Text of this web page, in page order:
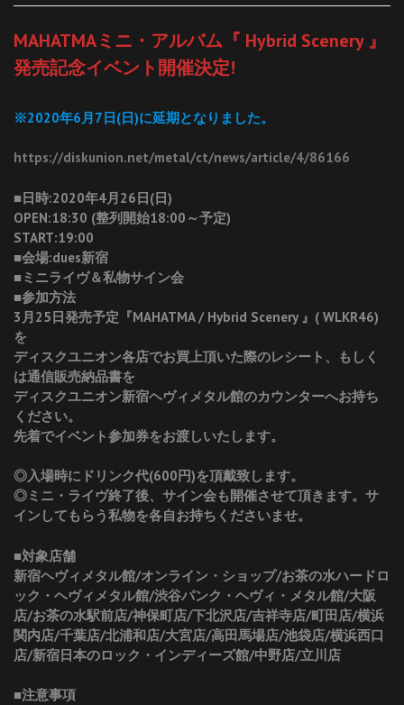
MAHATMAミニ・アルバム『 Hybrid Scenery 』
発売記念イベント開催決定!
※2020年6月7日(日)に延期となりました。
https://diskunion.net/metal/ct/news/article/4/86166
■日時:2020年4月26日(日)
OPEN:18:30 (整列開始18:00～予定)
START:19:00
■会場:dues新宿
■ミニライヴ＆私物サイン会
■参加方法
3月25日発売予定『MAHATMA / Hybrid Scenery 』( WLKR46)
を
ディスクユニオン各店でお買上頂いた際のレシート、もしく
は通信販売納品書を
ディスクユニオン新宿ヘヴィメタル館のカウンターへお持ち
ください。
先着でイベント参加券をお渡しいたします。
◎入場時にドリンク代(600円)を頂戴致します。
◎ミニ・ライヴ終了後、サイン会も開催させて頂きます。サ
インしてもらう私物を各自お持ちくださいませ。
■対象店舗
新宿ヘヴィメタル館/オンライン・ショップ/お茶の水ハードロ
ック・ヘヴィメタル館/渋谷パンク・ヘヴィ・メタル館/大阪
店/お茶の水駅前店/神保町店/下北沢店/吉祥寺店/町田店/横浜
関内店/千葉店/北浦和店/大宮店/高田馬場店/池袋店/横浜西口
店/新宿日本のロック・インディーズ館/中野店/立川店
■注意事項